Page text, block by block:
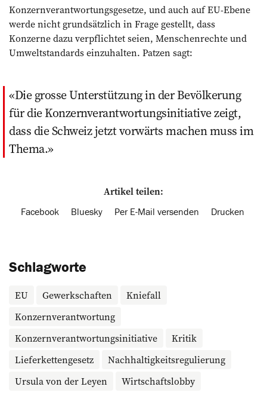
Konzernverantwortungsgesetze, und auch auf EU-Ebene
werde nicht grundsätzlich in Frage gestellt, dass
Konzerne dazu verpflichtet seien, Menschenrechte und
Umweltstandards einzuhalten. Patzen sagt:
Die grosse Unterstützung in der Bevölkerung
für die Konzernverantwortungsinitiative zeigt,
dass die Schweiz jetzt vorwärts machen muss im
Thema.
Artikel teilen:
Facebook Bluesky Per E-Mail versenden Drucken
Schlagworte
EU Gewerkschaften
Kniefall
Konzernverantwortung
Konzernverantwortungsinitiative
Kritik
Lieferkettengesetz
Nachhaltigkeitsregulierung
Ursula von der Leyen
Wirtschaftslobby